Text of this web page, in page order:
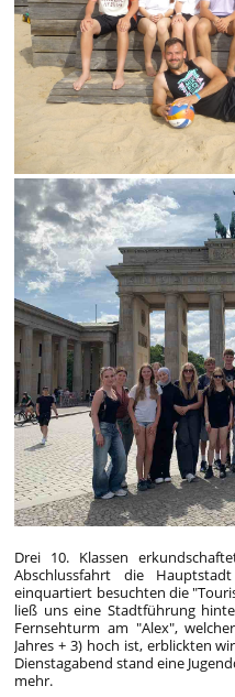
Drei 10. Klassen
Abschlussfahrt die
einquartiert besuchten die
ließ uns eine Stadtführung
Fernsehturm am "Alex",
Jahres + 3) hoch ist, erblickten
Dienstagabend stand eine
mehr.